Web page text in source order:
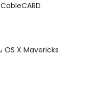
مقدمه ای بر فناوری CableCARD
نحوه انجام ارتقا نصب OS X Mavericks